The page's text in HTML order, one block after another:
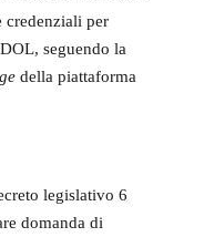
credenziali per
seguendo la
della piattaforma
legislativo 6
domanda di